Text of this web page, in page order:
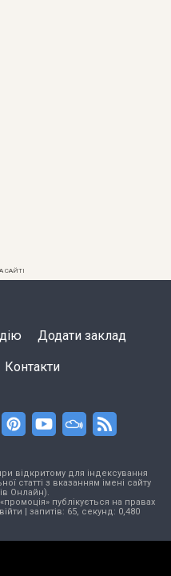
САЙТІ
Додати заклад
Контакти
відкритому для індексування
статті з вказанням імені сайту
Онлайн).
публікується на правах
| запитів: 65, секунд: 0,480